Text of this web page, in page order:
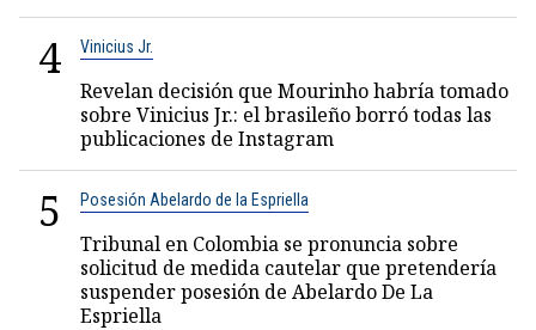
4 Vinicius Jr.
Revelan decisión que Mourinho habría tomado
sobre Vinicius Jr.: el brasileño borró todas las
publicaciones de Instagram
5 Posesión Abelardo de la Espriella
Tribunal en Colombia se pronuncia sobre
solicitud de medida cautelar que pretendería
suspender posesión de Abelardo De La
Espriella